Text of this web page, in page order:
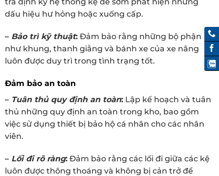
dấu hiệu hư hỏng hoặc xuống cấp.
– Bảo trì kỹ thuật: Đảm bảo rằng những bộ phận
như khung, thanh giằng và bánh xe của xe nâng
luôn được duy trì trong tình trạng tốt.
Đảm bảo an toàn
– Tuân thủ quy định an toàn: Lập kế hoạch và tuân
thủ những quy định an toàn trong kho, bao gồm
việc sử dụng thiết bị bảo hộ cá nhân cho các nhân
viên.
– Lối đi rõ ràng: Đảm bảo rằng các lối đi giữa các kệ
luôn được thông thoáng và không bị cản trở để